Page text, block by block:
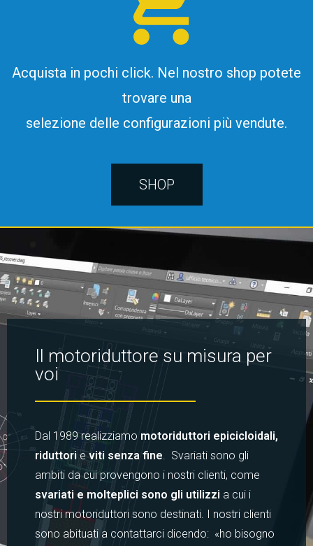
Acquista in pochi click. Nel nostro shop potete
trovare una
selezione delle configurazioni più vendute.
SHOP
Il motoriduttore su misura per
voi
Dal 1989 realizziamo motoriduttori epicicloidali,
riduttorieviti senza fine. Svariati sono gli
ambiti da cui provengono i nostri clienti, come
svariati e molteplici sono gli utilizzi a cui i
nostri motoriduttori sono destinati. I nostri clienti
sono abituati a contattarci dicendo: «ho bisogno